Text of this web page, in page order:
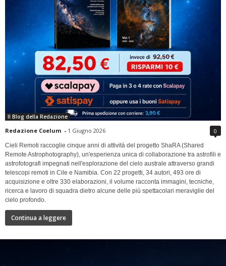
Il Blog della Redazione
Redazione Coelum - 1 Giugno 2026 0
Cieli Remoti raccoglie cinque anni di attività del progetto ShaRA (Shared
Remote Astrophotography), un'esperienza unica di collaborazione tra astrofili e
astrofotografi impegnati nell'esplorazione del cielo australe attraverso grandi
telescopi remoti in Cile e Namibia. Con 22 progetti, 34 autori, 493 ore di
acquisizione e oltre 330 elaborazioni, il volume racconta immagini, tecniche,
ricerca e lavoro di squadra dietro alcune delle più spettacolari meraviglie del
cielo profondo.
Continua a leggere